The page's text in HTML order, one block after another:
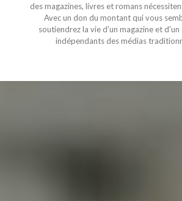
des magazines, livres et romans
Avec un don du montant qui vous
soutiendrez la vie d'un magazine et
indépendants des médias